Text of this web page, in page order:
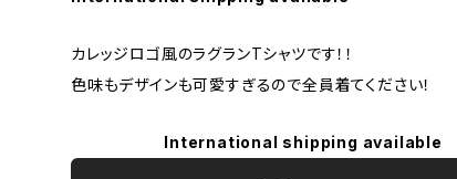
カレッジロゴ風のラグランTシャツです！！
色味もデザインも可愛すぎるので全員着てください！
International shipping available